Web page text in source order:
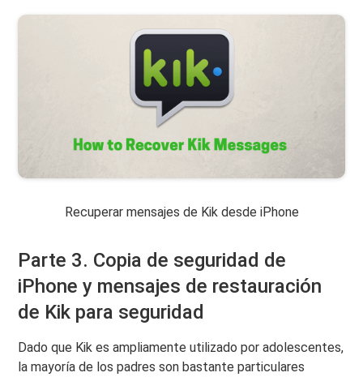
Recuperar mensajes de Kik desde iPhone
Parte 3. Copia de seguridad de
iPhone y mensajes de restauración
de Kik para seguridad
Dado que Kik es ampliamente utilizado por adolescentes,
la mayoría de los padres son bastante particulares